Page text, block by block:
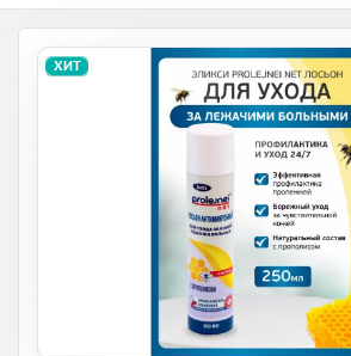
ХИТ